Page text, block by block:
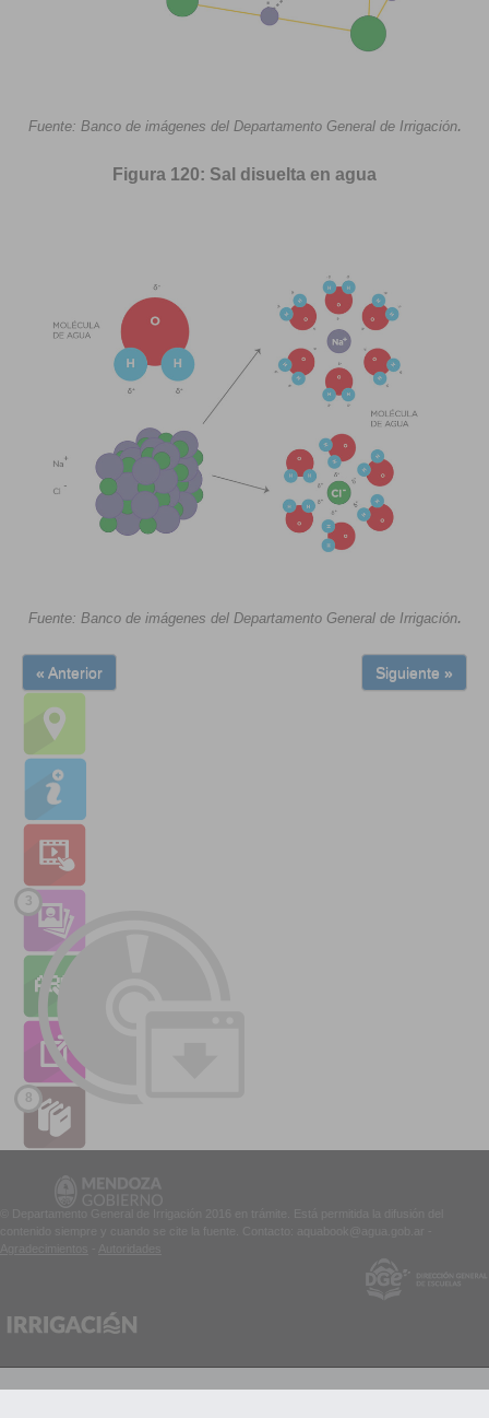
Fuente: Banco de imágenes del Departamento General de Irrigación.
Figura 120: Sal disuelta en agua
Fuente: Banco de imágenes del Departamento General de Irrigación.
« Anterior Siguiente »
3
8